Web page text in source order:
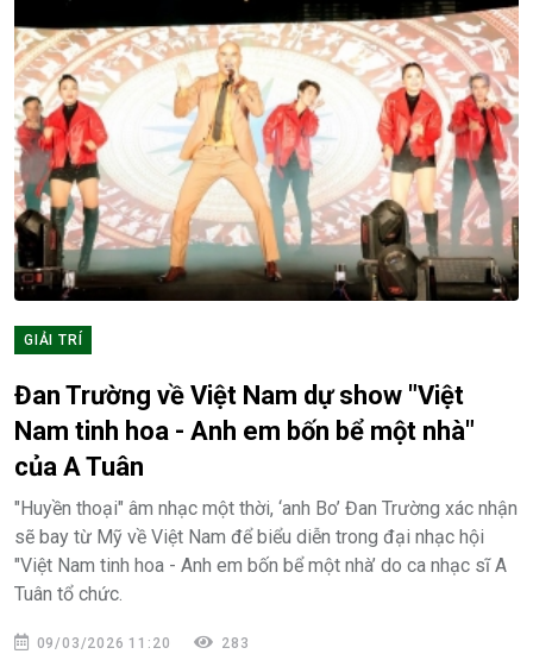
GIẢI TRÍ
Đan Trường về Việt Nam dự show "Việt
Nam tinh hoa - Anh em bốn bể một nhà"
của A Tuân
"Huyền thoại" âm nhạc một thời, ‘anh Bo’ Đan Trường xác nhận
sẽ bay từ Mỹ về Việt Nam để biểu diễn trong đại nhạc hội
"Việt Nam tinh hoa - Anh em bốn bể một nhà’ do ca nhạc sĩ A
Tuân tổ chức.
09/03/2026 11:20 283